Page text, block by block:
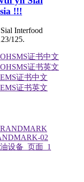
!!!
Interfood
125.